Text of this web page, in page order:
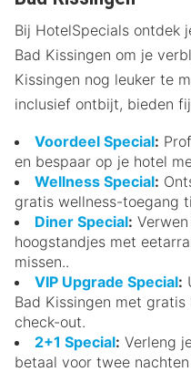
Bij HotelSpecials ontdek
Bad Kissingen om je
Kissingen nog leuker te
inclusief ontbijt, bieden
Voordeel Special:
en bespaar op je hotel
Wellness Special:
gratis wellness-toegang
Diner Special:
hoogstandjes met
missen..
VIP Upgrade Special:
Bad Kissingen met
check-out.
2+1 Special: Verleng
betaal voor twee